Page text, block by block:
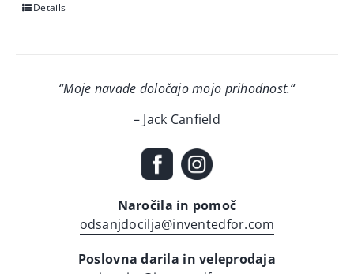
Details
“Moje navade določajo mojo prihodnost.“
– Jack Canfield
Naročila in pomoč
odsanjdocilja@inventedfor.com
Poslovna darila in veleprodaja